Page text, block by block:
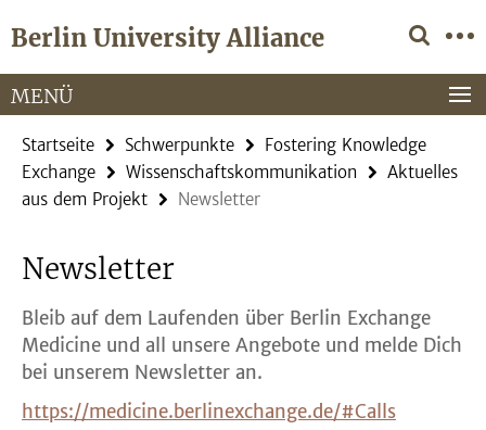
direkt
Inhalt
Berlin University Alliance
Service-
Navigation
MENÜ
Startseite Schwerpunkte
Fostering Knowledge
Exchange
Wissenschaftskommunikation
Aktuelles
aus dem Projekt
Newsletter
Newsletter
Bleib auf dem Laufenden über Berlin Exchange
Medicine und all unsere Angebote und melde Dich
bei unserem Newsletter an.
https://medicine.berlinexchange.de/#Calls